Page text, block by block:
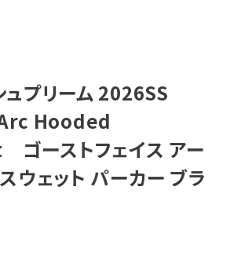
ーブ
ク
プリーム 2026SS
Hooded
ーストフェイス アー
ウェット パーカー ブラ